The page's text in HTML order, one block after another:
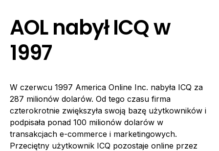
AOL nabył ICQ w
1997
W czerwcu 1997 America Online Inc. nabyła ICQ za
287 milionów dolarów. Od tego czasu firma
czterokrotnie zwiększyła swoją bazę użytkowników i
podpisała ponad 100 milionów dolarów w
transakcjach e-commerce i marketingowych.
Przeciętny użytkownik ICQ pozostaje online przez